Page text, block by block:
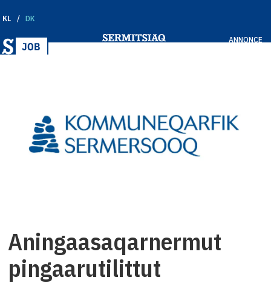
KL DK
ANNONCE
Aningaasaqarnermut
pingaarutilittut